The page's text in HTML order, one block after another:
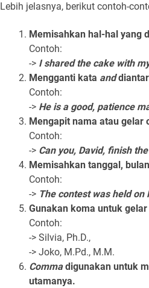
Lebih jelasnya, berikut contoh-
Memisahkan hal-hal yang
Contoh:
-> I shared the cake with
Mengganti kata and
Contoh:
-> He is a good, patience
Mengapit nama atau gelar
Contoh:
-> Can you, David, finish
Memisahkan tanggal,
Contoh:
-> The contest was held on
Gunakan koma untuk
Contoh:
-> Silvia, Ph.D.,
-> Joko, M.Pd., M.M.
Commadigunakan untuk
utamanya.